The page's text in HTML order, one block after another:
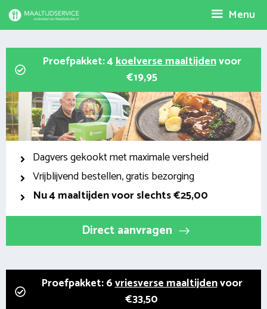
Spring
naar
Menu
Proefpakket: 4koelverse maaltijdenvoor
€19,95
Dagvers gekookt met maximale versheid
Vrijblijvend bestellen, gratis bezorging
Nu4 maaltijden voor slechts €25,00
Direct aanvragen
Proefpakket: 6vriesverse maaltijdenvoor
€33,50